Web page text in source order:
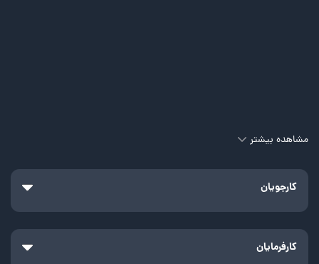
مشاهده بیشتر
کارجویان
کارفرمایان